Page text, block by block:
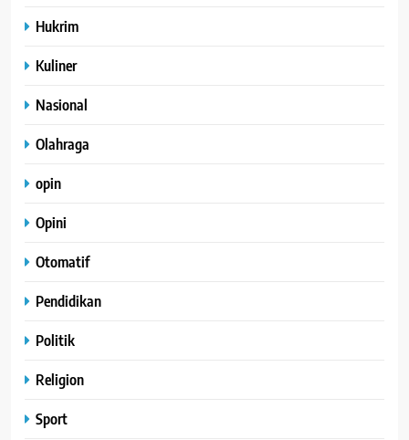
Hukrim
Kuliner
Nasional
Olahraga
opin
Opini
Otomatif
Pendidikan
Politik
Religion
Sport